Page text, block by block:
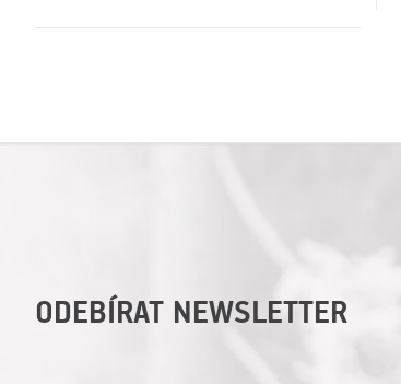
VÝPISU
ODEBÍRAT NEWSLETTER